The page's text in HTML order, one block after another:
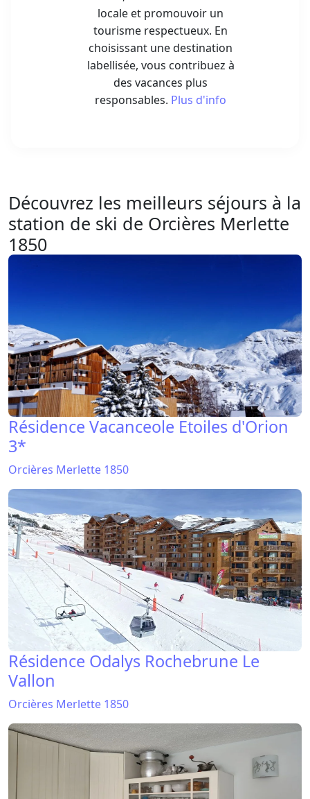
locale et promouvoir un
tourisme respectueux. En
choisissant une destination
labellisée, vous contribuez à
des vacances plus
responsables. Plus d'info
Découvrez les meilleurs séjours à la
station de ski de Orcières Merlette
1850
Résidence Vacanceole Etoiles d'Orion
3*
Orcières Merlette 1850
Résidence Odalys Rochebrune Le
Vallon
Orcières Merlette 1850